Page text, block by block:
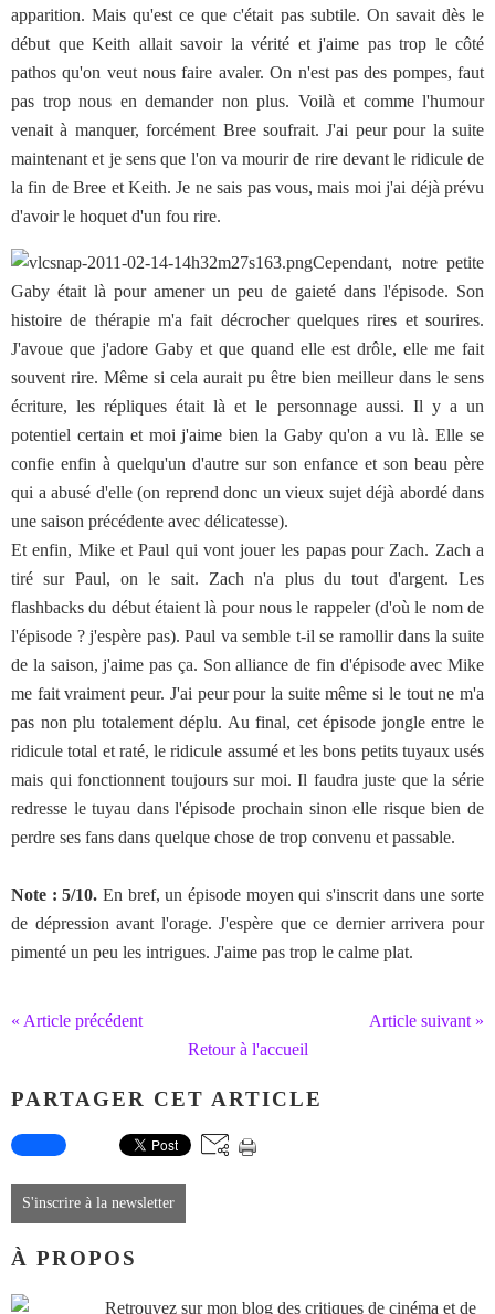
apparition. Mais qu'est ce que c'était pas subtile. On savait dès le
début que Keith allait savoir la vérité et j'aime pas trop le côté
pathos qu'on veut nous faire avaler. On n'est pas des pompes, faut
pas trop nous en demander non plus. Voilà et comme l'humour
venait à manquer, forcément Bree soufrait. J'ai peur pour la suite
maintenant et je sens que l'on va mourir de rire devant le ridicule de
la fin de Bree et Keith. Je ne sais pas vous, mais moi j'ai déjà prévu
d'avoir le hoquet d'un fou rire.
Cependant, notre petite
Gaby était là pour amener un peu de gaieté dans l'épisode. Son
histoire de thérapie m'a fait décrocher quelques rires et sourires.
J'avoue que j'adore Gaby et que quand elle est drôle, elle me fait
souvent rire. Même si cela aurait pu être bien meilleur dans le sens
écriture, les répliques était là et le personnage aussi. Il y a un
potentiel certain et moi j'aime bien la Gaby qu'on a vu là. Elle se
confie enfin à quelqu'un d'autre sur son enfance et son beau père
qui a abusé d'elle (on reprend donc un vieux sujet déjà abordé dans
une saison précédente avec délicatesse).
Et enfin, Mike et Paul qui vont jouer les papas pour Zach. Zach a
tiré sur Paul, on le sait. Zach n'a plus du tout d'argent. Les
flashbacks du début étaient là pour nous le rappeler (d'où le nom de
l'épisode ? j'espère pas). Paul va semble t-il se ramollir dans la suite
de la saison, j'aime pas ça. Son alliance de fin d'épisode avec Mike
me fait vraiment peur. J'ai peur pour la suite même si le tout ne m'a
pas non plu totalement déplu. Au final, cet épisode jongle entre le
ridicule total et raté, le ridicule assumé et les bons petits tuyaux usés
mais qui fonctionnent toujours sur moi. Il faudra juste que la série
redresse le tuyau dans l'épisode prochain sinon elle risque bien de
perdre ses fans dans quelque chose de trop convenu et passable.
Note : 5/10. En bref, un épisode moyen qui s'inscrit dans une sorte
de dépression avant l'orage. J'espère que ce dernier arrivera pour
pimenté un peu les intrigues. J'aime pas trop le calme plat.
« Article précédent
Article suivant »
Retour à l'accueil
PARTAGER CET ARTICLE
S'inscrire à la newsletter
À PROPOS
Retrouvez sur mon blog des critiques de cinéma et de